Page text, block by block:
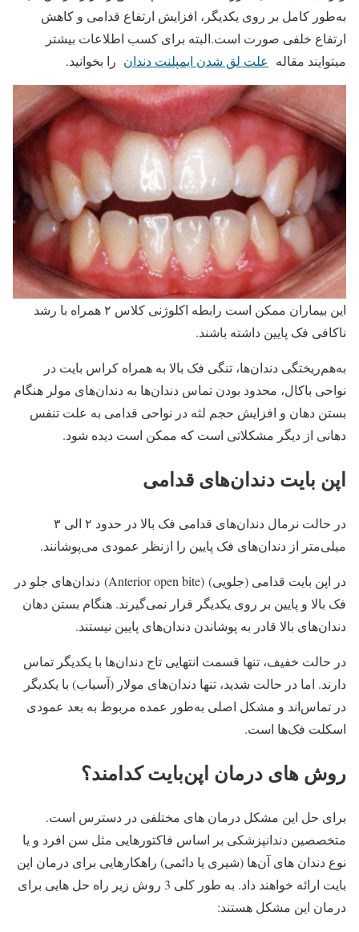
به‌طور کامل بر روی یکدیگر، افزایش ارتفاع قدامی و کاهش
ارتفاع خلفی صورت است.البته برای کسب اطلاعات بیشتر
میتوایند مقاله علت لق شدن ایمپلنت دندان را بخوانید.
این بیماران ممکن است رابطه اکلوژنی کلاس ۲ همراه با رشد
ناکافی فک پایین داشته باشند.
به‌هم‌ریختگی دندان‌ها، تنگی فک بالا به همراه کراس بایت در
نواحی باکال، محدود بودن تماس دندان‌ها به دندان‌های مولر هنگام
بستن دهان و افزایش حجم لثه در نواحی قدامی به علت تنفس
دهانی از دیگر مشکلاتی است که ممکن است دیده شود.
اپن بایت دندان‌های قدامی
در حالت نرمال دندان‌های قدامی فک بالا در حدود ۲ الی ۳
میلی‌متر از دندان‌های فک پایین را ازنظر عمودی می‌پوشانند.
در اپن بایت قدامی (جلویی) (Anterior open bite) دندان‌های جلو در
فک بالا و پایین بر روی یکدیگر قرار نمی‌گیرند. هنگام بستن دهان
دندان‌های بالا قادر به پوشاندن دندان‌های پایین نیستند.
در حالت خفیف، تنها قسمت انتهایی تاج دندان‌ها با یکدیگر تماس
دارند. اما در حالت شدید، تنها دندان‌های مولار (آسیاب) با یکدیگر
در تماس‌اند و مشکل اصلی به‌طور عمده مربوط به بعد عمودی
اسکلت فک‌ها است.
روش های درمان اپن‌بایت کدامند؟
برای حل این مشکل درمان های مختلفی در دسترس است.
متخصصین دندانپزشکی بر اساس فاکتورهایی مثل سن افرد و یا
نوع دندان های آن‌ها (شیری یا دائمی) راهکارهایی برای درمان اپن
بایت ارائه خواهند داد. به طور کلی 3 روش زیر راه حل هایی برای
درمان این مشکل هستند: